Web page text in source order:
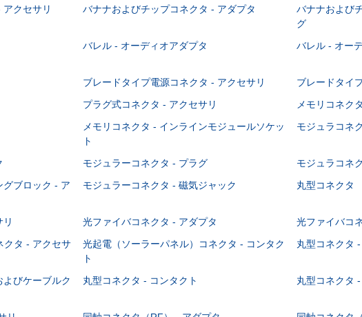
クセサリ バナナおよびチップコネクタ - アダプタ
バナナおよび
グ
バレル - オーディオアダプタ バレル - オー
ブレードタイプ電源コネクタ - アクセサリ
ブレードタイ
プラグ式コネクタ - アクセサリ
メモリコネク
メモリコネクタ - インラインモジュールソケッ
ト
モジュラコネ
モジュラーコネクタ - プラグ
モジュラコネ
グブロック - ア
モジュラーコネクタ - 磁気ジャック 丸型コネクタ
光ファイバコネクタ - アダプタ
光ファイバコ
クタ - アクセサ
光起電（ソーラーパネル）コネクタ - コンタク
ト
丸型コネクタ
びケーブルク
丸型コネクタ - コンタクト 丸型コネクタ